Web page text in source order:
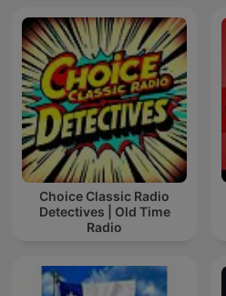
Choice Classic Radio
Detectives | Old Time
Radio